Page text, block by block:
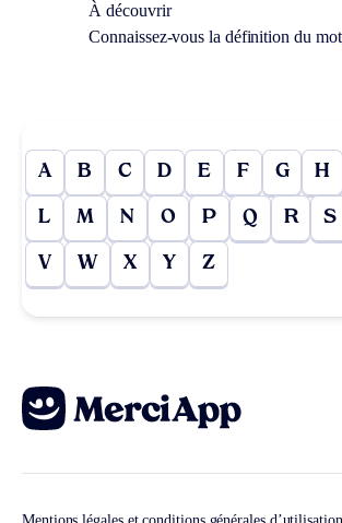
À découvrir
Connaissez-vous la définition du
A B C D E F G H
L M N O P Q R S
V W X Y Z